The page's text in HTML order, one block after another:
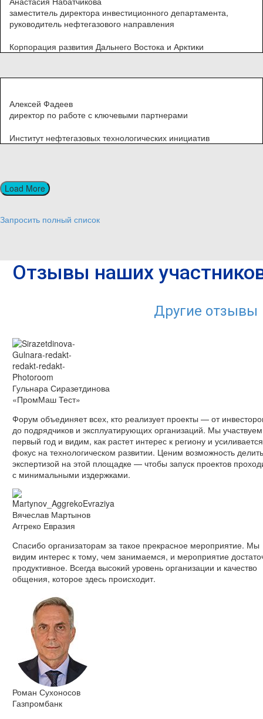
заместитель директора инвестиционного департамента,
руководитель нефтегазового направления
Корпорация развития Дальнего Востока и Арктики
Алексей Фадеев
директор по работе с ключевыми партнерами
Институт нефтегазовых технологических инициатив
Load More
Запросить полный список
Отзывы наших
Другие
Гульнара Сиразетдинова
«ПромМаш Тест»
Форум объединяет всех, кто реализует проекты — от
до подрядчиков и эксплуатирующих организаций. Мы
первый год и видим, как растет интерес к региону и усиливается
фокус на технологическом развитии. Ценим возможность
экспертизой на этой площадке — чтобы запуск проектов
с минимальными издержками.
Вячеслав Мартынов
Аггреко Евразия
Спасибо организаторам за такое прекрасное мероприятие. Мы
видим интерес к тому, чем занимаемся, и мероприятие
продуктивное. Всегда высокий уровень организации и качество
общения, которое здесь происходит.
Роман Сухоносов
Газпромбанк